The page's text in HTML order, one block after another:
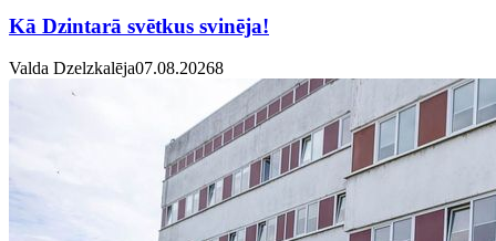
Kā Dzintarā svētkus svinēja!
Valda Dzelzkalēja07.08.20268